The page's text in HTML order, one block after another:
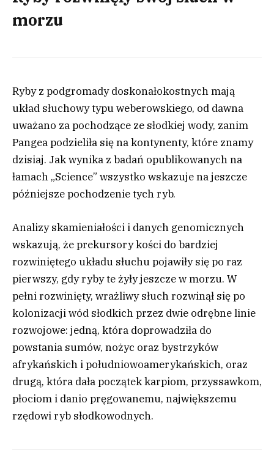
morzu
Ryby z podgromady doskonałokostnych mają
układ słuchowy typu weberowskiego, od dawna
uważano za pochodzące ze słodkiej wody, zanim
Pangea podzieliła się na kontynenty, które znamy
dzisiaj. Jak wynika z badań opublikowanych na
łamach „Science” wszystko wskazuje na jeszcze
późniejsze pochodzenie tych ryb.
Analizy skamieniałości i danych genomicznych
wskazują, że prekursory kości do bardziej
rozwiniętego układu słuchu pojawiły się po raz
pierwszy, gdy ryby te żyły jeszcze w morzu. W
pełni rozwinięty, wrażliwy słuch rozwinął się po
kolonizacji wód słodkich przez dwie odrębne linie
rozwojowe: jedną, która doprowadziła do
powstania sumów, nożyc oraz bystrzyków
afrykańskich i południowoamerykańskich, oraz
drugą, która dała początek karpiom, przyssawkom,
płociom i danio pręgowanemu, największemu
rzędowi ryb słodkowodnych.